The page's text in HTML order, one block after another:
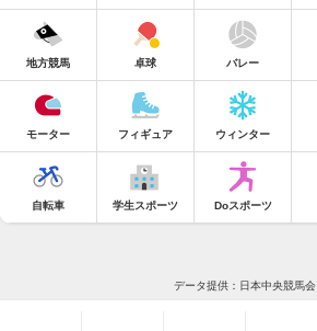
地方競馬 卓球 バレー
モーター フィギュア ウィンター
自転車 学生スポーツ Doスポーツ
データ提供：日本中央競馬会